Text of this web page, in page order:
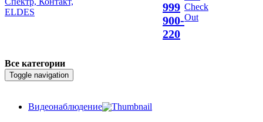
999
900-
220
Check
Out
Все категории
Toggle navigation
Видеонаблюдение